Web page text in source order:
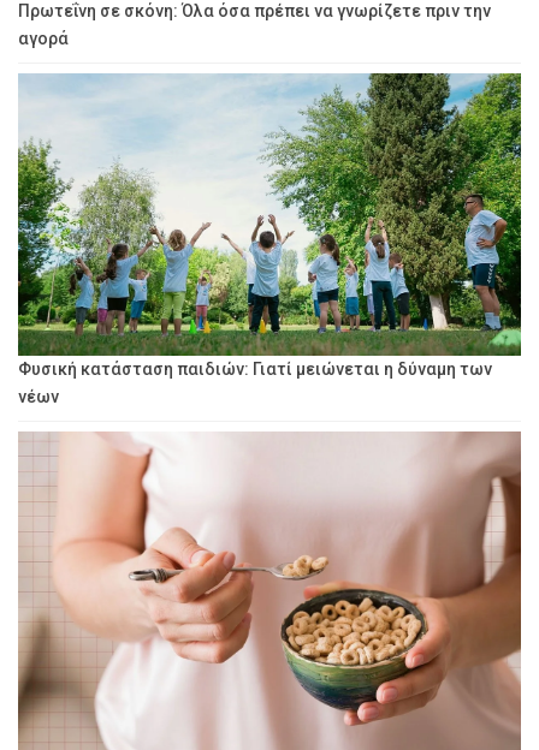
Πρωτεΐνη σε σκόνη: Όλα όσα πρέπει να γνωρίζετε πριν την
αγορά
Φυσική κατάσταση παιδιών: Γιατί μειώνεται η δύναμη των
νέων